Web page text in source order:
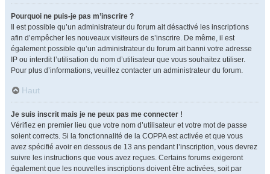
Pourquoi ne puis-je pas m’inscrire ?
Il est possible qu’un administrateur du forum ait désactivé les inscriptions
afin d’empêcher les nouveaux visiteurs de s’inscrire. De même, il est
également possible qu’un administrateur du forum ait banni votre adresse
IP ou interdit l’utilisation du nom d’utilisateur que vous souhaitez utiliser.
Pour plus d’informations, veuillez contacter un administrateur du forum.
Haut
Je suis inscrit mais je ne peux pas me connecter !
Vérifiez en premier lieu que votre nom d’utilisateur et votre mot de passe
soient corrects. Si la fonctionnalité de la COPPA est activée et que vous
avez spécifié avoir en dessous de 13 ans pendant l’inscription, vous devrez
suivre les instructions que vous avez reçues. Certains forums exigeront
également que les nouvelles inscriptions doivent être activées, soit par